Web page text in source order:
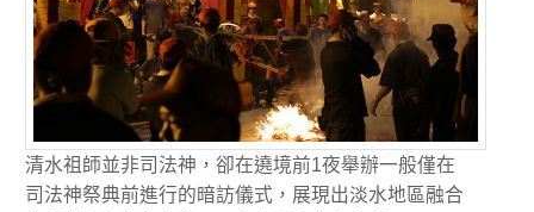
清水祖師並非司法神，卻在遶境前1夜舉辦一般僅在
司法神祭典前進行的暗訪儀式，展現出淡水地區融合